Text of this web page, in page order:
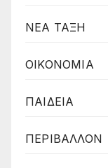
ΝΕΑ ΤΑΞΗ
ΟΙΚΟΝΟΜΙΑ
ΠΑΙΔΕΙΑ
ΠΕΡΙΒΑΛΛΟΝ